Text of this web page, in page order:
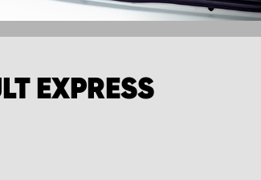
EXPRESS